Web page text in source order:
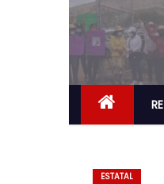
r
a
l
n
ESTATAL